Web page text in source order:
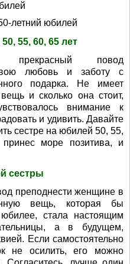
летний юбилей
55, 60, 65 лет
повод
любовь и заботу с
подарка. Не имеет
и сколько она стоит,
внимание к
и удивить. Давайте
сестре на юбилей 50, 55,
море позитива, и
сестры
преподнести женщине в
вещь, которая бы
стала настоящим
а в будущем,
Если самостоятельно
не осилить, его можно